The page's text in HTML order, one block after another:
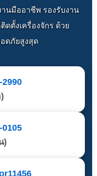
านมืออาชีพ รองรับงาน
ดตั้งเครื่องจักร ด้วย
ดภัยสูงสุด
2990
0105
)